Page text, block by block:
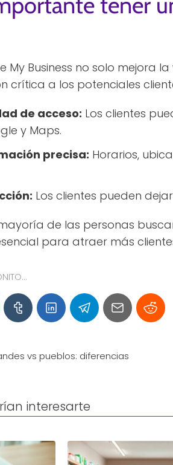
My Business no solo mejora
crítica a los potenciales
de acceso: Los clientes
y Maps.
precisa: Horarios,
Los clientes pueden
de las personas
para atraer más
vs pueblos: diferencias
interesarte